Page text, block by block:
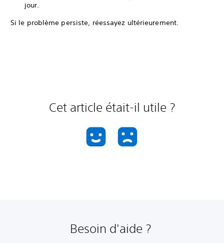
jour.
Si le problème persiste, réessayez ultérieurement.
Cet article était-il utile ?
Besoin d'aide ?